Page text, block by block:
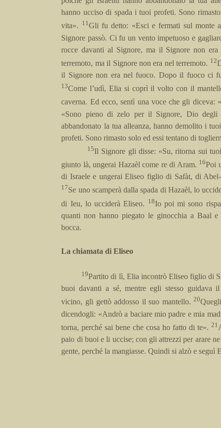
hanno ucciso di spada i tuoi profeti. Sono
vita». 11Gli fu detto: «Esci e fermati sul monte
Signore passò. Ci fu un vento impetuoso e
rocce davanti al Signore, ma il Signore non
terremoto, ma il Signore non era nel terremoto. 12
il Signore non era nel fuoco. Dopo il fuoco ci
13Come l’udì, Elia si coprì il volto con il
caverna. Ed ecco, sentì una voce che gli
«Sono pieno di zelo per il Signore, Dio degli
abbandonato la tua alleanza, hanno demolito i
profeti. Sono rimasto solo ed essi tentano di
15Il Signore gli disse: «Su, ritorna sui
giunto là, ungerai Hazaèl come re di Aram. 16Poi
di Israele e ungerai Eliseo figlio di Safàt, di
17Se uno scamperà dalla spada di Hazaèl, lo
di Ieu, lo ucciderà Eliseo. 18Io poi mi sono
quanti non hanno piegato le ginocchia a Baal
bocca.
La chiamata di Eliseo
19Partito di lì, Elia incontrò Eliseo figlio di
buoi davanti a sé, mentre egli stesso guidava il
vicino, gli gettò addosso il suo mantello.20
dicendogli: «Andrò a baciare mio padre e mia
torna, perché sai bene che cosa ho fatto di te». 21
paio di buoi e li uccise; con gli attrezzi per arare
gente, perché la mangiasse. Quindi si alzò e seguì